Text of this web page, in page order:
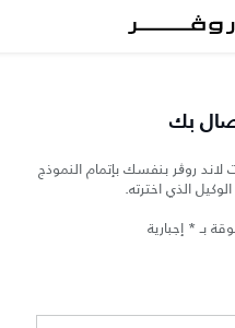
بك
لاند روڨر بنفسك بإتمام النموذج
الذي اخترته.
بـ * إجبارية